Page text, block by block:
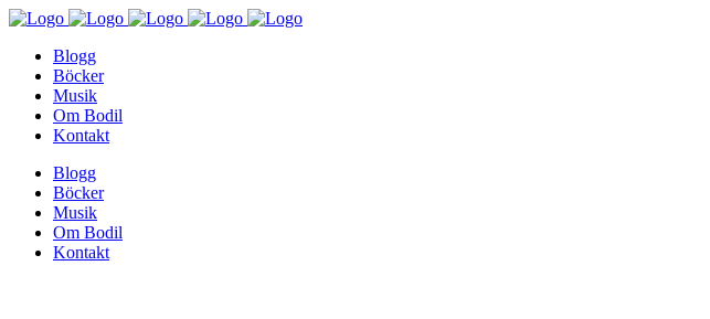
Blogg
Böcker
Musik
Om Bodil
Kontakt
Blogg
Böcker
Musik
Om Bodil
Kontakt